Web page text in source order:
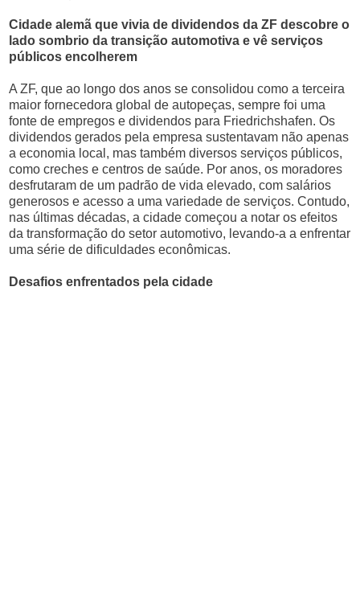
Cidade alemã que vivia de dividendos da ZF descobre o
lado sombrio da transição automotiva e vê serviços
públicos encolherem
A ZF, que ao longo dos anos se consolidou como a terceira
maior fornecedora global de autopeças, sempre foi uma
fonte de empregos e dividendos para Friedrichshafen. Os
dividendos gerados pela empresa sustentavam não apenas
a economia local, mas também diversos serviços públicos,
como creches e centros de saúde. Por anos, os moradores
desfrutaram de um padrão de vida elevado, com salários
generosos e acesso a uma variedade de serviços. Contudo,
nas últimas décadas, a cidade começou a notar os efeitos
da transformação do setor automotivo, levando-a a enfrentar
uma série de dificuldades econômicas.
Desafios enfrentados pela cidade